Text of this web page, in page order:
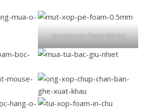
mut-xop-pe-foam-0.5mm